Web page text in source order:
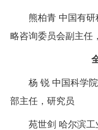
熊柏青 中国有
略咨询委员会副主任
杨 锐 中国科学
部主任，研究员
苑世剑 哈尔滨